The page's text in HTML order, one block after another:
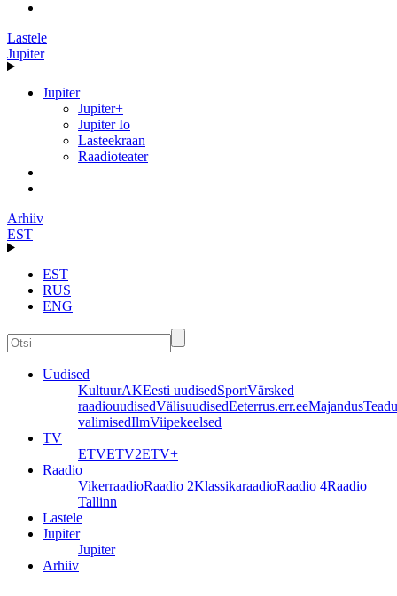
Lastele
Jupiter
Jupiter
Jupiter+
Jupiter Io
Lasteekraan
Raadioteater
Arhiiv
EST
EST
RUS
ENG
Uudised
KultuurAKEesti uudisedSportVärsked
raadiouudisedVälisuudisedEeterrus.err.eeMajandus
valimisedIlmViipekeelsed
TV
ETVETV2ETV+
Raadio
VikerraadioRaadio 2KlassikaraadioRaadio 4Raadio
Tallinn
Lastele
Jupiter
Jupiter
Arhiiv